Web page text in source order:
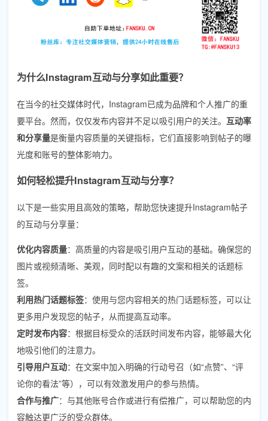
为什么Instagram互动与分享如此重要？
在当今的社交媒体时代，Instagram已成为品牌和个人推广的重
要平台。然而，仅仅发布内容并不足以吸引用户的关注。 互动率
和分享量是衡量内容质量的关键指标，它们直接影响到帖子的曝
光度和账号的整体影响力。
如何轻松提升Instagram互动与分享？
以下是一些实用且高效的策略，帮助您快速提升Instagram帖子
的互动与分享量：
优化内容质量：高质量的内容是吸引用户互动的基础。确保您的
图片或视频清晰、美观，同时配以有趣的文案和相关的话题标
签。
利用热门话题标签：使用与您内容相关的热门话题标签，可以让
更多用户发现您的帖子，从而提高互动率。
定时发布内容：根据目标受众的活跃时间发布内容，能够最大化
地吸引他们的注意力。
引导用户互动：在文案中加入明确的行动号召（如“点赞”、“评
论你的看法”等），可以有效激发用户的参与热情。
合作与推广：与其他账号合作或进行有偿推广，可以帮助您的内
容触达更广泛的受众群体。